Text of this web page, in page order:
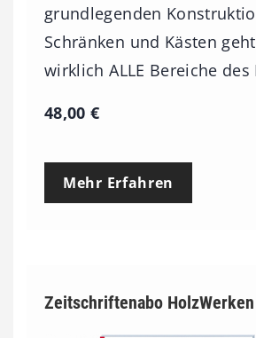
grundlegenden
Schränken und Kästen
wirklich ALLE Bereiche
48,00€
Mehr Erfahren
Zeitschriftenabo HolzWerken